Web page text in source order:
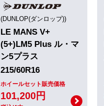
(DUNLOP(ダンロップ))
LE MANS V+
(5+)LM5 Plus ル・マ
ン5プラス
215/60R16
ホイールセット販売価格
101,200円